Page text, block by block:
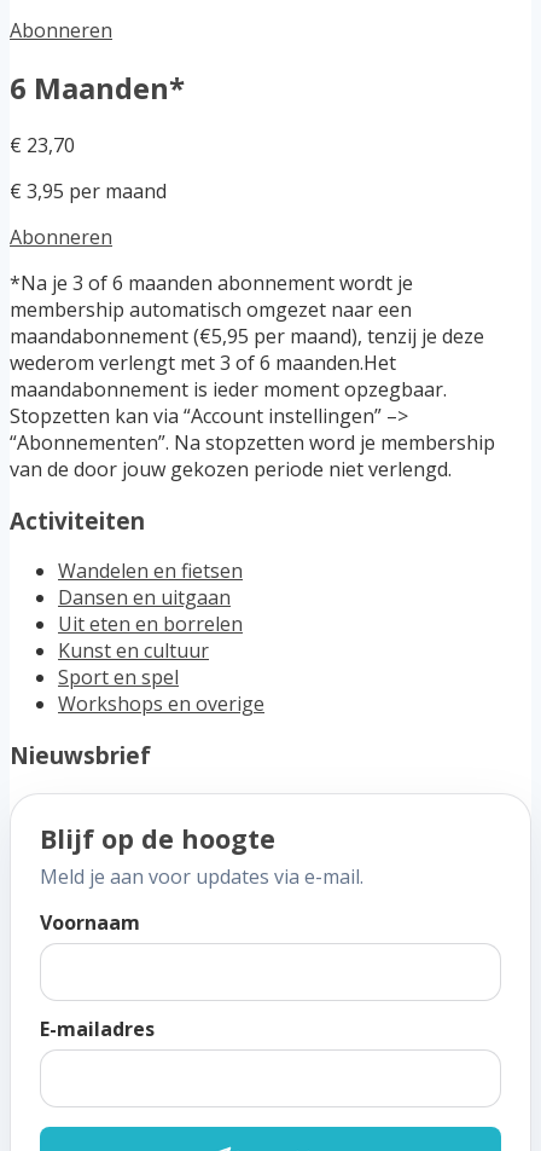
Abonneren
6 Maanden*
€ 23,70
€ 3,95 per maand
Abonneren
*Na je 3 of 6 maanden abonnement wordt je
membership automatisch omgezet naar een
maandabonnement (€5,95 per maand), tenzij je deze
wederom verlengt met 3 of 6 maanden.Het
maandabonnement is ieder moment opzegbaar.
Stopzetten kan via “Account instellingen” –>
“Abonnementen”. Na stopzetten word je membership
van de door jouw gekozen periode niet verlengd.
Activiteiten
Wandelen en fietsen
Dansen en uitgaan
Uit eten en borrelen
Kunst en cultuur
Sport en spel
Workshops en overige
Nieuwsbrief
Blijf op de hoogte
Meld je aan voor updates via e-mail.
Voornaam
E-mailadres